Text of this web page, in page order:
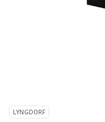
LYNGDORF